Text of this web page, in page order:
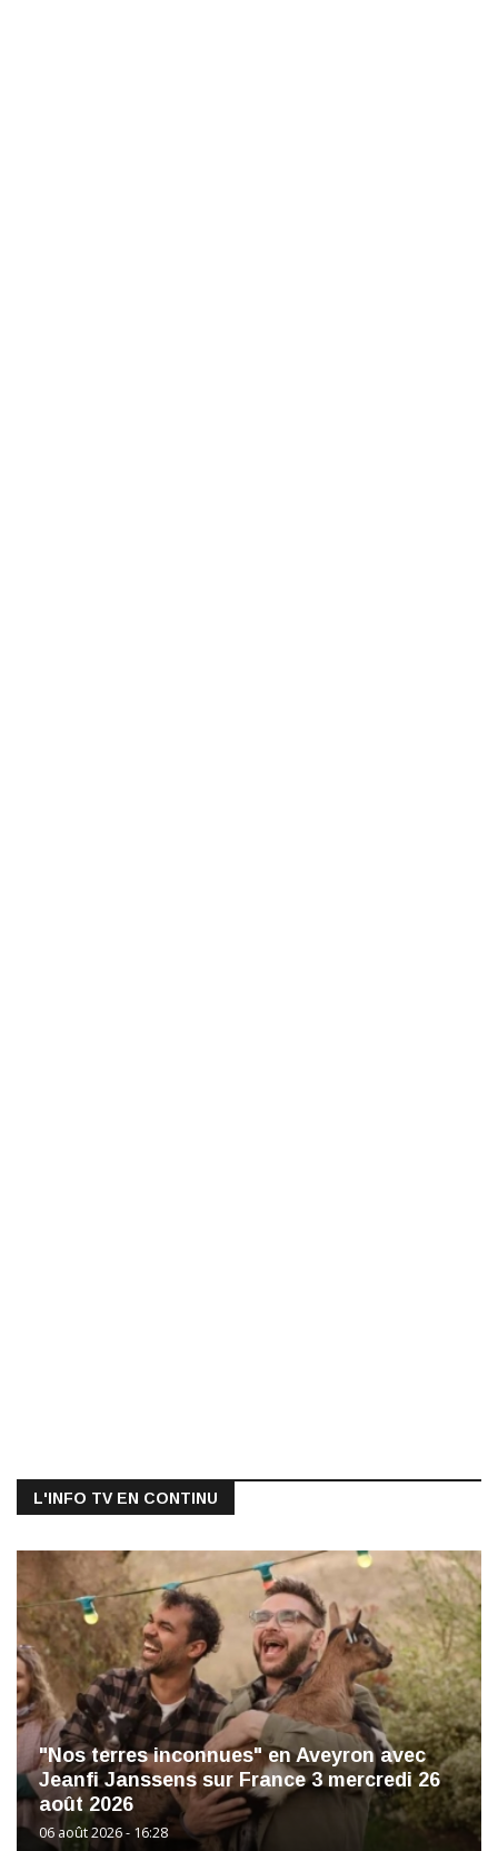
L'INFO TV EN CONTINU
"Nos terres inconnues" en Aveyron avec
Jeanfi Janssens sur France 3 mercredi 26
août 2026
06 août 2026 - 16:28